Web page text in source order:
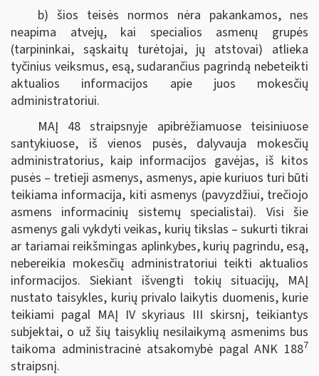
b) šios teisės normos nėra pakankamos, nes
neapima atvejų, kai specialios asmenų grupės
(tarpininkai, sąskaitų turėtojai, jų atstovai) atlieka
tyčinius veiksmus, esą, sudarančius pagrindą nebeteikti
aktualios informacijos apie juos mokesčių
administratoriui.
MAĮ 48 straipsnyje apibrėžiamuose teisiniuose
santykiuose, iš vienos pusės, dalyvauja mokesčių
administratorius, kaip informacijos gavėjas, iš kitos
pusės – tretieji asmenys, asmenys, apie kuriuos turi būti
teikiama informacija, kiti asmenys (pavyzdžiui, trečiojo
asmens informacinių sistemų specialistai). Visi šie
asmenys gali vykdyti veikas, kurių tikslas – sukurti tikrai
ar tariamai reikšmingas aplinkybes, kurių pagrindu, esą,
nebereikia mokesčių administratoriui teikti aktualios
informacijos. Siekiant išvengti tokių situacijų, MAĮ
nustato taisykles, kurių privalo laikytis duomenis, kurie
teikiami pagal MAĮ IV skyriaus III skirsnį, teikiantys
subjektai, o už šių taisyklių nesilaikymą asmenims bus
taikoma administracinė atsakomybė pagal ANK 1887
straipsnį.